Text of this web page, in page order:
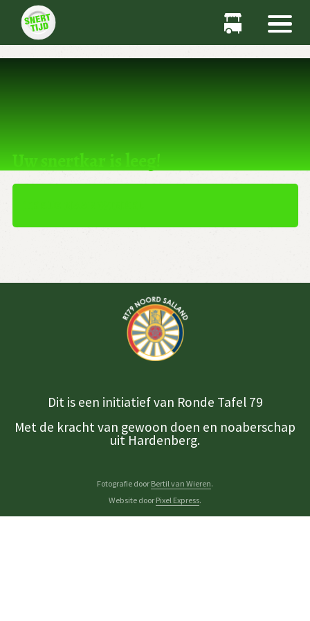
Dit product kan niet worden gekocht.
Uw snertkar is leeg!
Dit is een initiatief van Ronde Tafel 79
Met de kracht van gewoon doen en noaberschap
uit Hardenberg.
Fotografie door Bertil van Wieren.
Website door Pixel Express.